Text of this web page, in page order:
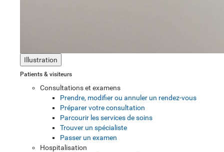
Illustration
Patients & visiteurs
Consultations et examens
Prendre, modifier ou annuler un rendez-vous
Préparer votre consultation
Parcourir les services de soins
Trouver un spécialiste
Passer un examen
Hospitalisation